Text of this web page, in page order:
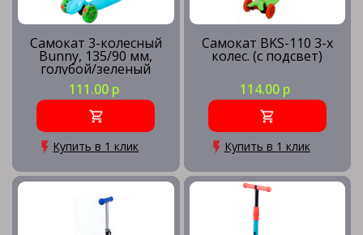
Самокат 3-колесный
Bunny, 135/90 мм,
голубой/зеленый
111.00 р
Купить в 1 клик
Самокат BKS-110 3-х
колес. (с подсвет)
114.00 р
Купить в 1 клик